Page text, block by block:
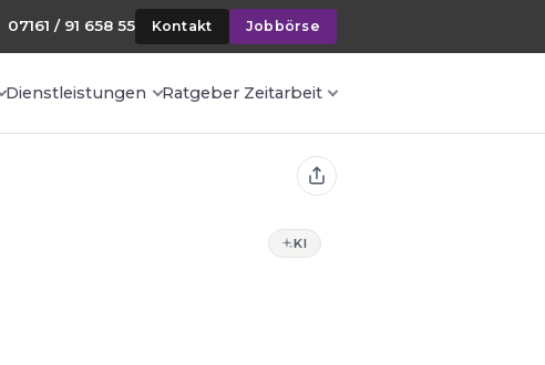
07161 / 91 658 55 Kontakt Jobbörse
Dienstleistungen Ratgeber Zeitarbeit
KI